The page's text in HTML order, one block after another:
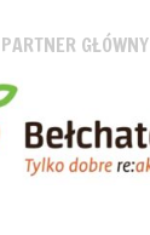
PARTNER GŁÓWNY